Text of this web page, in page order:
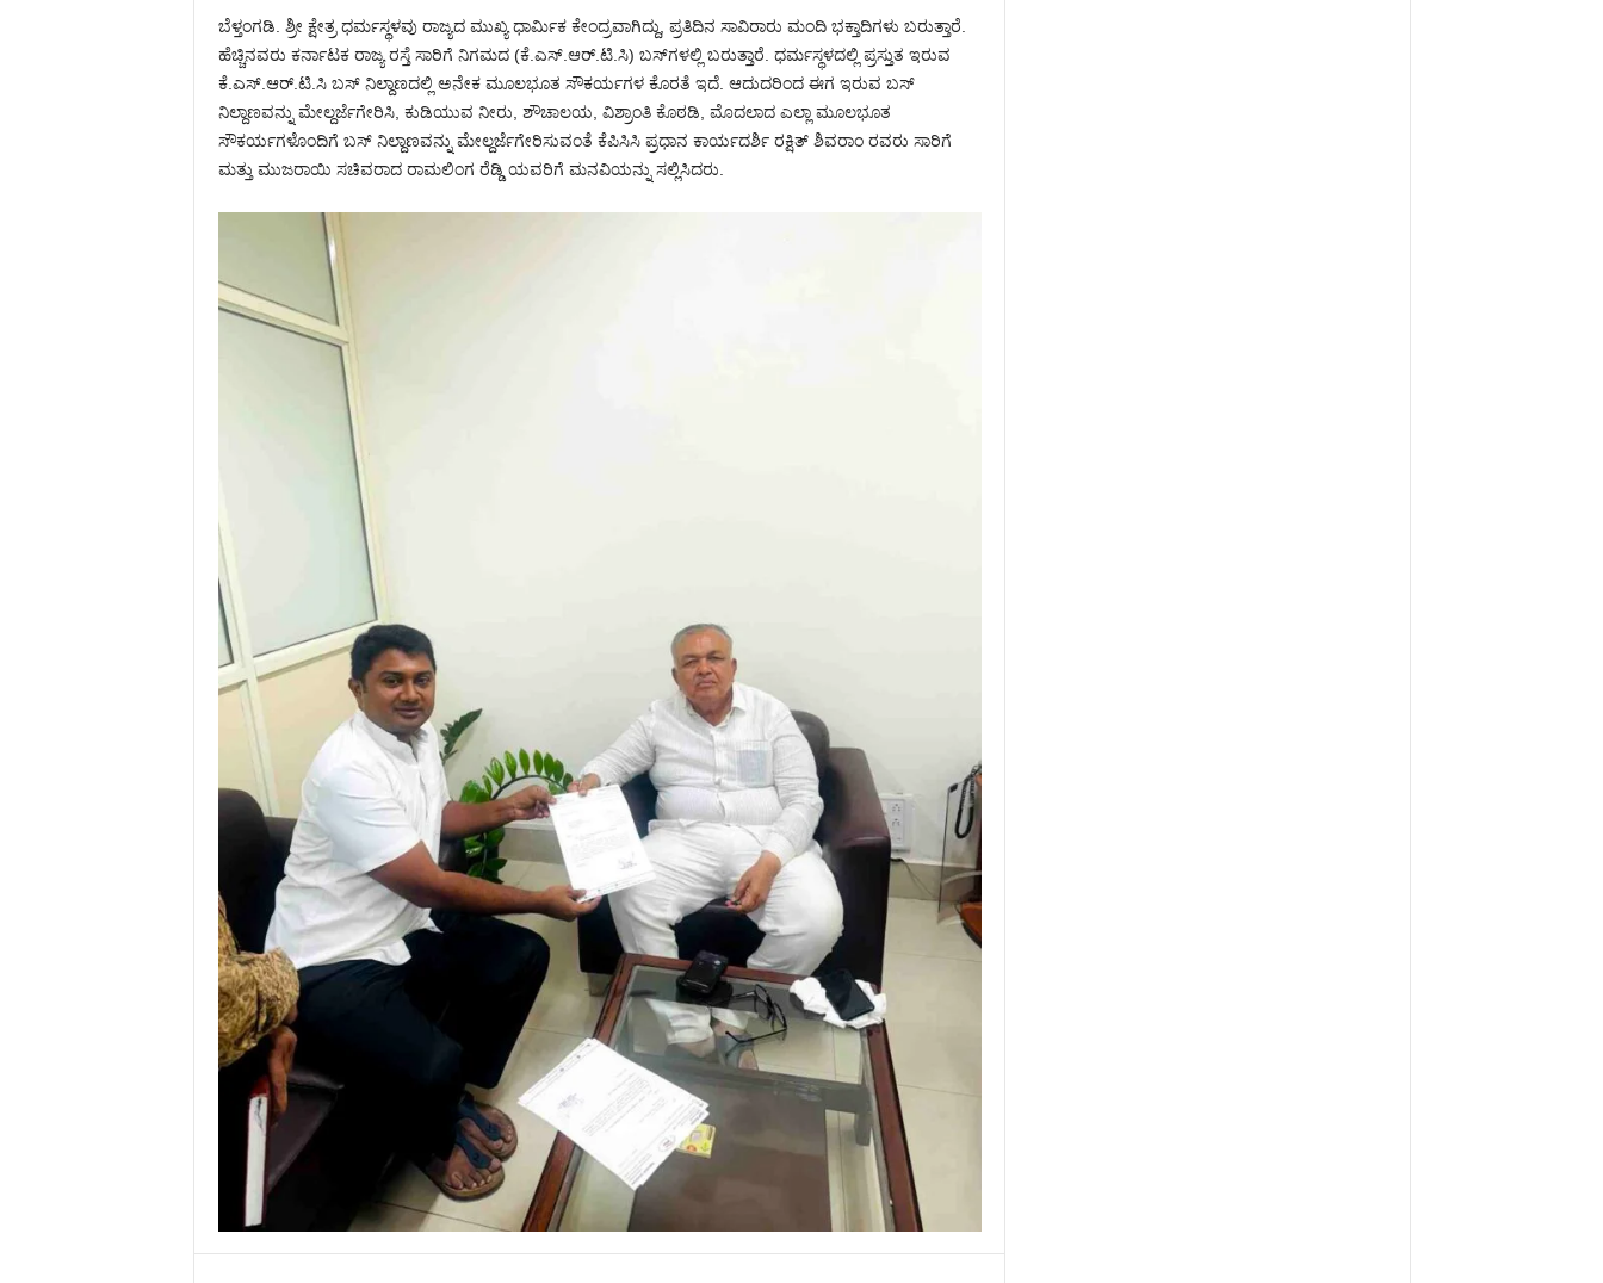
ಬೆಳ್ತಂಗಡಿ. ಶ್ರೀ ಕ್ಷೇತ್ರ ಧರ್ಮಸ್ಥಳವು ರಾಜ್ಯದ ಮುಖ್ಯ ಧಾರ್ಮಿಕ ಕೇಂದ್ರವಾಗಿದ್ದು, ಪ್ರತಿದಿನ ಸಾವಿರಾರು ಮಂದಿ ಭಕ್ತಾದಿಗಳು ಬರುತ್ತಾರೆ.
ಹೆಚ್ಚಿನವರು ಕರ್ನಾಟಕ ರಾಜ್ಯ ರಸ್ತೆ ಸಾರಿಗೆ ನಿಗಮದ (ಕೆ.ಎಸ್.ಆರ್.ಟಿ.ಸಿ) ಬಸ್‌ಗಳಲ್ಲಿ ಬರುತ್ತಾರೆ. ಧರ್ಮಸ್ಥಳದಲ್ಲಿ ಪ್ರಸ್ತುತ ಇರುವ
ಕೆ.ಎಸ್.ಆರ್.ಟಿ.ಸಿ ಬಸ್ ನಿಲ್ದಾಣದಲ್ಲಿ ಅನೇಕ ಮೂಲಭೂತ ಸೌಕರ್ಯಗಳ ಕೊರತೆ ಇದೆ. ಆದುದರಿಂದ ಈಗ ಇರುವ ಬಸ್
ನಿಲ್ದಾಣವನ್ನು ಮೇಲ್ದರ್ಜೆಗೇರಿಸಿ, ಕುಡಿಯುವ ನೀರು, ಶೌಚಾಲಯ, ವಿಶ್ರಾಂತಿ ಕೊಠಡಿ, ಮೊದಲಾದ ಎಲ್ಲಾ ಮೂಲಭೂತ
ಸೌಕರ್ಯಗಳೊಂದಿಗೆ ಬಸ್ ನಿಲ್ದಾಣವನ್ನು ಮೇಲ್ದರ್ಜೆಗೇರಿಸುವಂತೆ ಕೆಪಿಸಿಸಿ ಪ್ರಧಾನ ಕಾರ್ಯದರ್ಶಿ ರಕ್ಷಿತ್ ಶಿವರಾಂ ರವರು ಸಾರಿಗೆ
ಮತ್ತು ಮುಜರಾಯಿ ಸಚಿವರಾದ ರಾಮಲಿಂಗ ರೆಡ್ಡಿ ಯವರಿಗೆ ಮನವಿಯನ್ನು ಸಲ್ಲಿಸಿದರು.